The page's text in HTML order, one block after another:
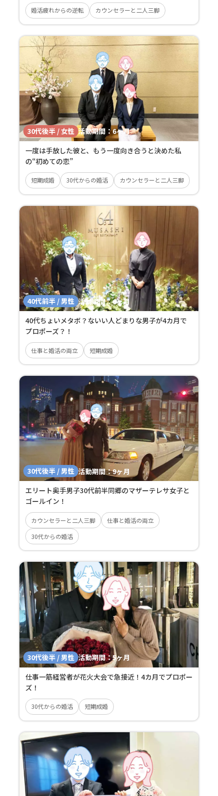
婚活疲れからの逆転 カウンセラーと二人三脚
30代後半 / 女性 活動期間：6ヶ月
一度は手放した彼と、もう一度向き合うと決めた私
の“初めての恋”
短期成婚 30代からの婚活 カウンセラーと二人三脚
40代前半 / 男性 活動期間：6ヶ月
40代ちょいメタボ？ないい人どまりな男子が4カ月で
プロポーズ？！
仕事と婚活の両立 短期成婚
30代後半 / 男性 活動期間：9ヶ月
エリート奥手男子30代前半同郷のマザーテレサ女子と
ゴールイン！
カウンセラーと二人三脚
仕事と婚活の両立
30代からの婚活
30代後半 / 男性 活動期間：5ヶ月
仕事一筋経営者が花火大会で急接近！4カ月でプロポー
ズ！
30代からの婚活 短期成婚